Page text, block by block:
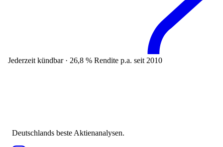
Jederzeit kündbar · 26,8 % Rendite p.a. seit 2010
Deutschlands beste Aktienanalysen.